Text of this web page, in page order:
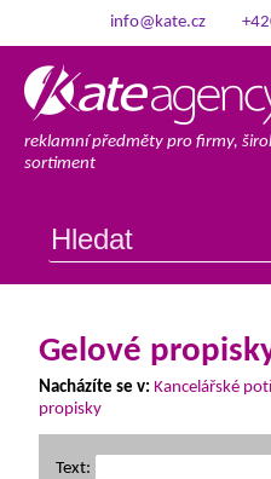
info@kate.cz
reklamní předměty pro firmy,
sortiment
Gelové
Nacházíte se v: Kancelářské
propisky
Text: